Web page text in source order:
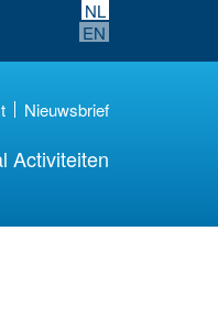
NL
EN
Nieuwsbrief
Activiteiten